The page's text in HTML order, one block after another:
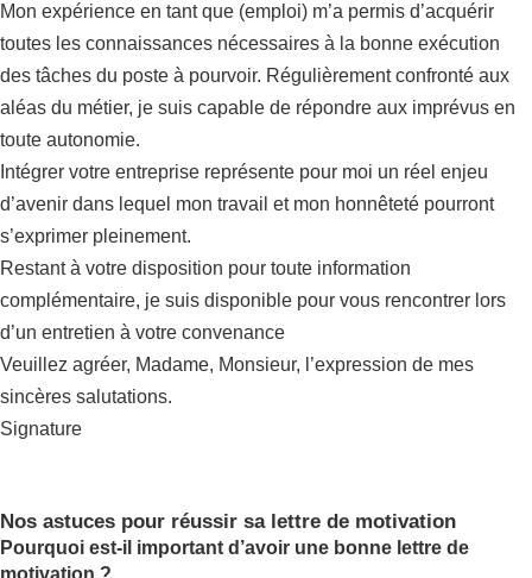
Mon expérience en tant que (emploi) m’a permis d’acquérir
toutes les connaissances nécessaires à la bonne exécution
des tâches du poste à pourvoir. Régulièrement confronté aux
aléas du métier, je suis capable de répondre aux imprévus en
toute autonomie.
Intégrer votre entreprise représente pour moi un réel enjeu
d’avenir dans lequel mon travail et mon honnêteté pourront
s’exprimer pleinement.
Restant à votre disposition pour toute information
complémentaire, je suis disponible pour vous rencontrer lors
d’un entretien à votre convenance
Veuillez agréer, Madame, Monsieur, l’expression de mes
sincères salutations.
Signature
Nos astuces pour réussir sa lettre de motivation
Pourquoi est-il important d’avoir une bonne lettre de
motivation ?